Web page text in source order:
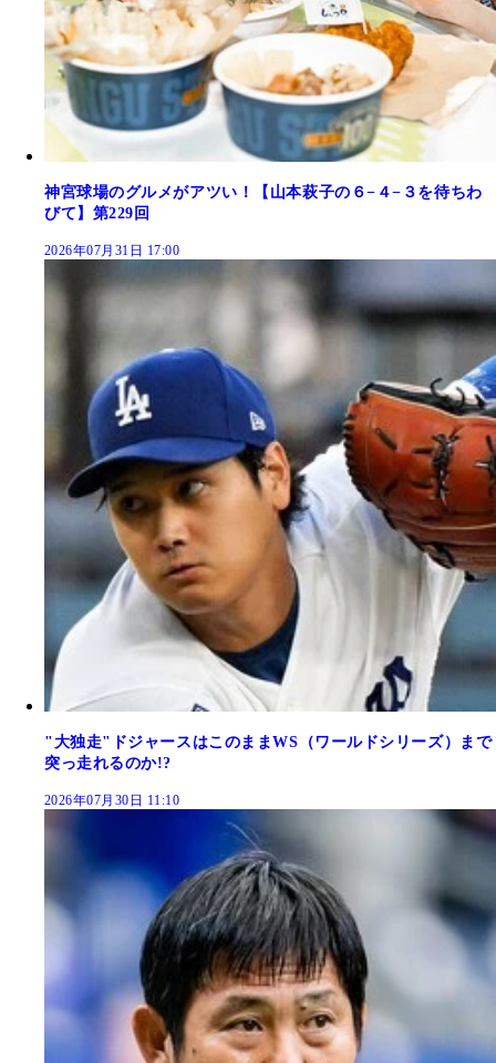
神宮球場のグルメがアツい！【山本萩子の６−４−３を待ちわ
びて】第229回
2026年07月31日 17:00
"大独走"ドジャースはこのままWS（ワールドシリーズ）まで
突っ走れるのか!?
2026年07月30日 11:10